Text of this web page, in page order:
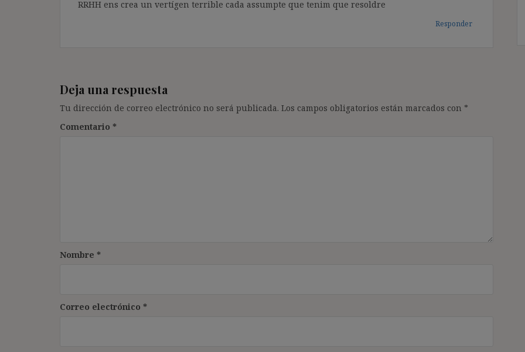
RRHH ens crea un vertígen terrible cada assumpte que tenim que resoldre
Responder
Deja una respuesta
Tu dirección de correo electrónico no será publicada. Los campos obligatorios están marcados con *
Comentario *
Nombre *
Correo electrónico *